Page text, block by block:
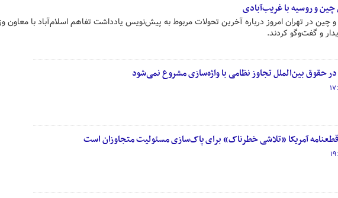
چین و روسیه با غریب‌آبادی
چین در تهران امروز درباره آخرین تحولات مربوط به پیش‌نویس یادداشت تفاهم اسلام‌آباد با معاون
و گفت‌وگو کردند.
حقوق بین‌الملل تجاوز نظامی با واژه‌سازی مشروع نمی‌شود
آمریکا «تلاشی خطرناک» برای پاک‌سازی مسئولیت متجاوزان است